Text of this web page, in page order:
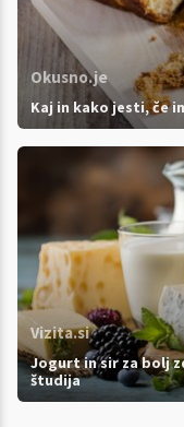
Okusno.je
Kaj in kako jesti, če
Vizita.si
Jogurt in sir za bolj
študija